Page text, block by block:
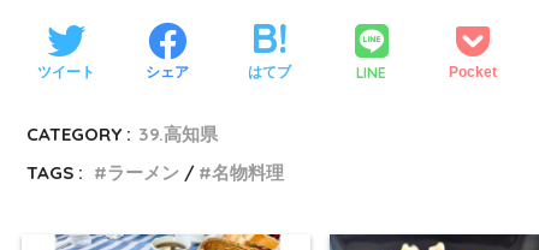
ツイート シェア はてブ LINE Pocket
CATEGORY : 39.高知県
TAGS :
ラーメン 名物料理